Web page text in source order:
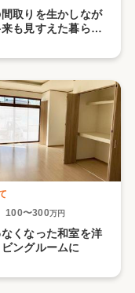
取りを生かしなが
来も見すえた暮らし
100〜300万円
くなった和室を洋
ングルームに